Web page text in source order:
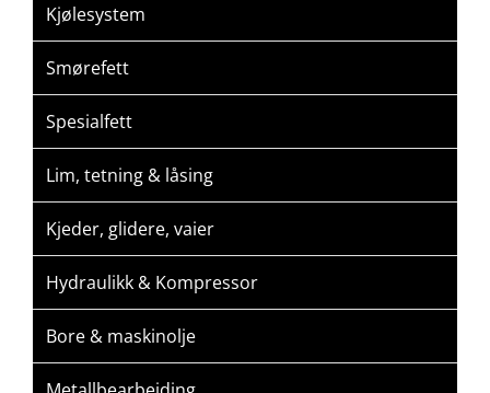
Kjølesystem
Smørefett
Spesialfett
Lim, tetning & låsing
Kjeder, glidere, vaier
Hydraulikk & Kompressor
Bore & maskinolje